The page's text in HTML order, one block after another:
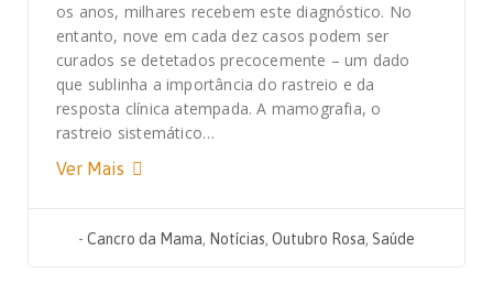
os anos, milhares recebem este diagnóstico. No
entanto, nove em cada dez casos podem ser
curados se detetados precocemente – um dado
que sublinha a importância do rastreio e da
resposta clínica atempada. A mamografia, o
rastreio sistemático…
Ver Mais
- Cancro da Mama, Notícias, Outubro Rosa, Saúde